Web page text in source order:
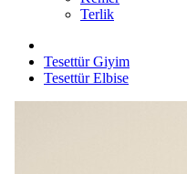
Terlik
Tesettür Giyim
Tesettür Elbise